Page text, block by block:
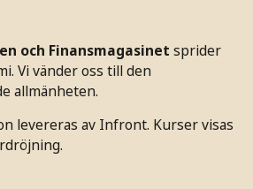
och Finansmagasinet sprider
Vi vänder oss till den
allmänheten.
levereras av Infront. Kurser visas